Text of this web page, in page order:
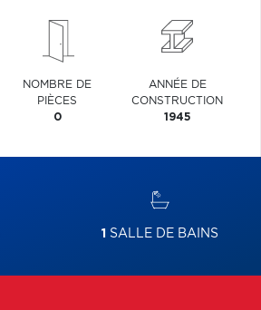
NOMBRE DE
PIÈCES
0
ANNÉE DE
CONSTRUCTION
1945
1 SALLE DE BAINS